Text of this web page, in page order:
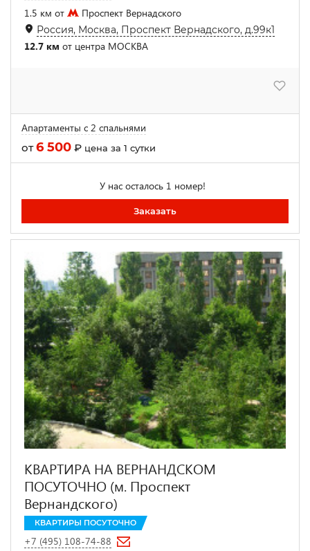
1.5 км от
Проспект Вернадского
Россия, Москва, Проспект Вернадского, д.99к1
12.7 км от центра МОСКВА
Апартаменты с 2 спальнями
от6 500 ₽ цена за 1 сутки
У нас осталось 1 номер!
Заказать
КВАРТИРА НА ВЕРНАНДСКОМ
ПОСУТОЧНО (м. Проспект
Вернандского)
КВАРТИРЫ ПОСУТОЧНО
+7 (495) 108-74-88